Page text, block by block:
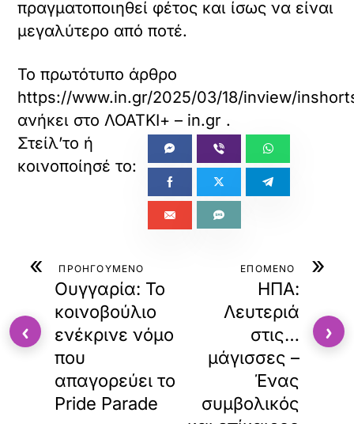
πραγματοποιηθεί φέτος και ίσως να είναι
μεγαλύτερο από ποτέ.
Το πρωτότυπο άρθρο
https://www.in.gr/2025/03/18/inview/
ανήκει στο ΛΟΑΤΚΙ+ – in.gr .
« ΠΡΟΗΓΟΥΜΕΝΟ
Ουγγαρία: Το
κοινοβούλιο
ενέκρινε νόμο
που
απαγορεύει τo
Pride Parade
»
ΕΠΟΜΕΝΟ
ΗΠΑ:
Λευτεριά
στις…
μάγισσες –
Ένας
συμβολικός
‹ ›